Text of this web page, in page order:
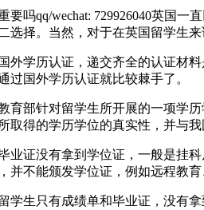
要吗qq/wechat: 729926040英国
选择。当然，对于在英国留学生
外学历认证，递交齐全的认证材
过国外学历认证就比较棘手了。
育部针对留学生所开展的一项学
取得的学历学位的真实性，并与
业证没有拿到学位证，一般是挂
并不能颁发学位证，例如远程教育
学生只有成绩单和毕业证，没有